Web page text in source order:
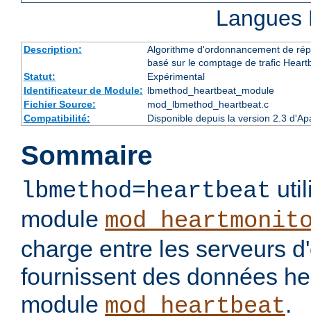
Description:
Algorithme d'ordonnancement de
basé sur le comptage de trafic
Statut:
Expérimental
Identificateur de Module: lbmethod_heartbeat_module
Fichier Source:
mod_lbmethod_heartbeat.c
Compatibilité:
Disponible depuis la version 2.3
Sommaire
lbmethod=heartbeat
module
charge entre les serveurs
fournissent des données
module mod_heartbeat.